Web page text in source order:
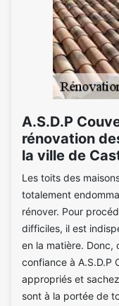
A.S.D.P
rénovation
la ville de
Les toits des
totalement
rénover. Pour
difficiles, il est
en la matière. Donc,
confiance à A.S.D.P
appropriés et
sont à la portée de